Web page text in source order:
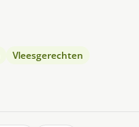
Vleesgerechten